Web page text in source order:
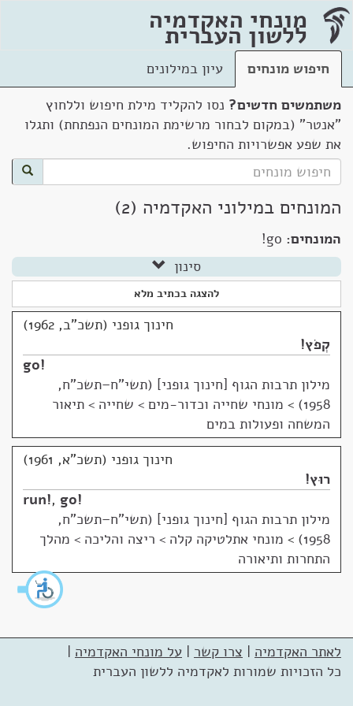
מונחי האקדמיה
ללשון העברית
חיפוש מונחים
עיון במילונים
משתמשים חדשים? נסו להקליד מילת חיפוש וללחוץ
"אנטר" (במקום לבחור מרשימת המונחים הנפתחת) ותגלו
את שפע אפשרויות החיפוש.
המונחים במילוני האקדמיה (2)
המונחים: go!
סינון
להצגה בכתיב מלא
חינוך גופני (תשכ"ב, 1962)
קְפֹץ!
go!
מילון תרבות הגוף [חינוך גופני] (תשי"ח–תשכ"ח,
1958)
> מונחי שחייה וכדור-מים > שחייה > תיאור
המשחה ופעולות במים
חינוך גופני (תשכ"א, 1961)
רוּץ!
run!, go!
מילון תרבות הגוף [חינוך גופני] (תשי"ח–תשכ"ח,
1958)
> מונחי אתלטיקה קלה > ריצה והליכה > מהלך
התחרות ותיאורה
לאתר האקדמיה | צרו קשר | על מונחי האקדמיה |
כל הזכויות שמורות לאקדמיה ללשון העברית